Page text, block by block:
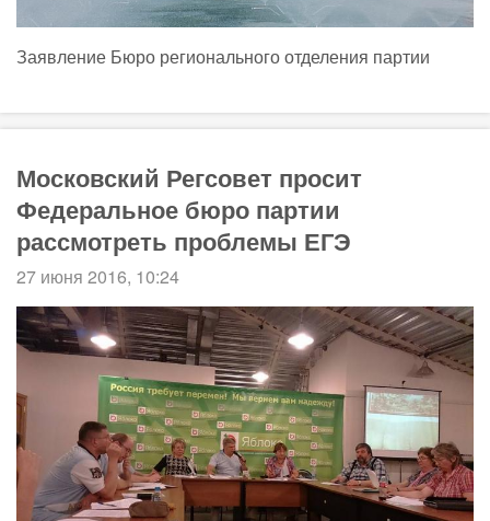
Заявление Бюро регионального отделения партии
Московский Регсовет просит
Федеральное бюро партии
рассмотреть проблемы ЕГЭ
27 июня 2016, 10:24